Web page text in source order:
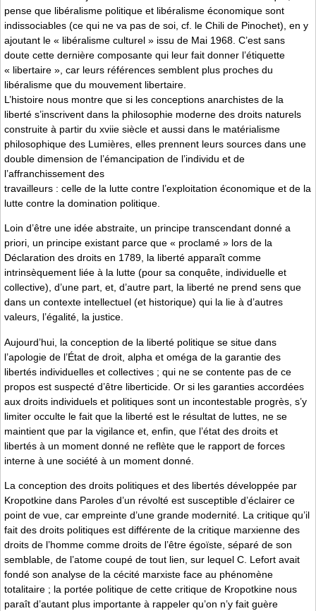
pense que libéralisme politique et libéralisme économique sont
indissociables (ce qui ne va pas de soi, cf. le Chili de Pinochet), en y
ajoutant le « libéralisme culturel » issu de Mai 1968. C’est sans
doute cette dernière composante qui leur fait donner l’étiquette
« libertaire », car leurs références semblent plus proches du
libéralisme que du mouvement libertaire.
L’histoire nous montre que si les conceptions anarchistes de la
liberté s’inscrivent dans la philosophie moderne des droits naturels
construite à partir du xviie siècle et aussi dans le matérialisme
philosophique des Lumières, elles prennent leurs sources dans une
double dimension de l’émancipation de l’individu et de
l’affranchissement des
travailleurs : celle de la lutte contre l’exploitation économique et de la
lutte contre la domination politique.
Loin d’être une idée abstraite, un principe transcendant donné a
priori, un principe existant parce que « proclamé » lors de la
Déclaration des droits en 1789, la liberté apparaît comme
intrinsèquement liée à la lutte (pour sa conquête, individuelle et
collective), d’une part, et, d’autre part, la liberté ne prend sens que
dans un contexte intellectuel (et historique) qui la lie à d’autres
valeurs, l’égalité, la justice.
Aujourd’hui, la conception de la liberté politique se situe dans
l’apologie de l’État de droit, alpha et oméga de la garantie des
libertés individuelles et collectives ; qui ne se contente pas de ce
propos est suspecté d’être liberticide. Or si les garanties accordées
aux droits individuels et politiques sont un incontestable progrès, s’y
limiter occulte le fait que la liberté est le résultat de luttes, ne se
maintient que par la vigilance et, enfin, que l’état des droits et
libertés à un moment donné ne reflète que le rapport de forces
interne à une société à un moment donné.
La conception des droits politiques et des libertés développée par
Kropotkine dans Paroles d’un révolté est susceptible d’éclairer ce
point de vue, car empreinte d’une grande modernité. La critique qu’il
fait des droits politiques est différente de la critique marxienne des
droits de l’homme comme droits de l’être égoïste, séparé de son
semblable, de l’atome coupé de tout lien, sur lequel C. Lefort avait
fondé son analyse de la cécité marxiste face au phénomène
totalitaire ; la portée politique de cette critique de Kropotkine nous
paraît d’autant plus importante à rappeler qu’on n’y fait guère